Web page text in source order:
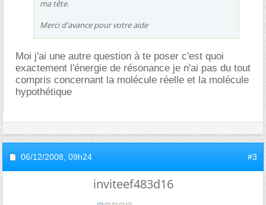
ma tête.
Merci d'avance pour votre aide
Moi j'ai une autre question à te poser c'est quoi
exactement l'énergie de résonance je n'ai pas du tout
compris concernant la molécule réelle et la molécule
hypothétique
06/12/2008, 09h24 #3
inviteef483d16